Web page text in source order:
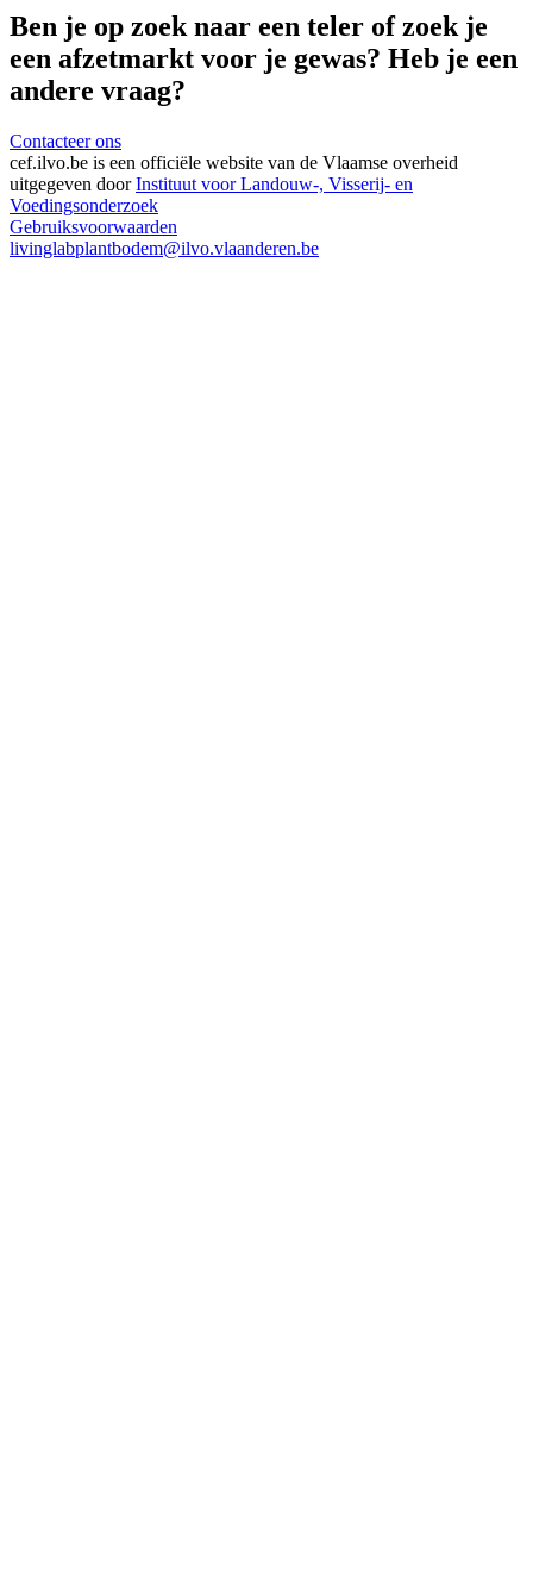
Ben je op zoek naar een teler of zoek je
een afzetmarkt voor je gewas? Heb je een
andere vraag?
Contacteer ons
cef.ilvo.be is een officiële website van de Vlaamse overheid
uitgegeven doorInstituut voor Landouw-, Visserij- en
Voedingsonderzoek
Gebruiksvoorwaarden
livinglabplantbodem@ilvo.vlaanderen.be